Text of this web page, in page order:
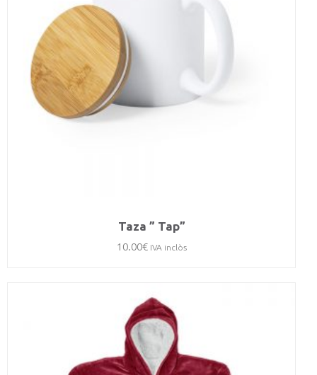
Taza ” Tap”
10.00€ IVA inclòs